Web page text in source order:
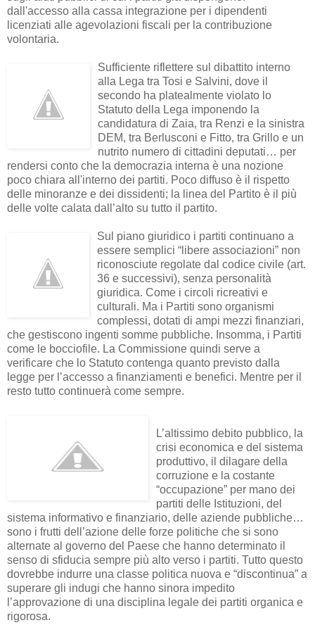
dall'accesso alla cassa integrazione per i dipendenti
licenziati alle agevolazioni fiscali per la contribuzione
volontaria.
Sufficiente riflettere sul dibattito interno
alla Lega tra Tosi e Salvini, dove il
secondo ha platealmente violato lo
Statuto della Lega imponendo la
candidatura di Zaia, tra Renzi e la sinistra
DEM, tra Berlusconi e Fitto, tra Grillo e un
nutrito numero di cittadini deputati… per
rendersi conto che la democrazia interna è una nozione
poco chiara all'interno dei partiti. Poco diffuso è il rispetto
delle minoranze e dei dissidenti; la linea del Partito è il più
delle volte calata dall’alto su tutto il partito.
Sul piano giuridico i partiti continuano a
essere semplici “libere associazioni” non
riconosciute regolate dal codice civile (art.
36 e successivi), senza personalità
giuridica. Come i circoli ricreativi e
culturali. Ma i Partiti sono organismi
complessi, dotati di ampi mezzi finanziari,
che gestiscono ingenti somme pubbliche. Insomma, i Partiti
come le bocciofile. La Commissione quindi serve a
verificare che lo Statuto contenga quanto previsto dalla
legge per l’accesso a finanziamenti e benefici. Mentre per il
resto tutto continuerà come sempre.
L’altissimo debito pubblico, la
crisi economica e del sistema
produttivo, il dilagare della
corruzione e la costante
“occupazione” per mano dei
partiti delle Istituzioni, del
sistema informativo e finanziario, delle aziende pubbliche…
sono i frutti dell’azione delle forze politiche che si sono
alternate al governo del Paese che hanno determinato il
senso di sfiducia sempre più alto verso i partiti. Tutto questo
dovrebbe indurre una classe politica nuova e “discontinua” a
superare gli indugi che hanno sinora impedito
l’approvazione di una disciplina legale dei partiti organica e
rigorosa.